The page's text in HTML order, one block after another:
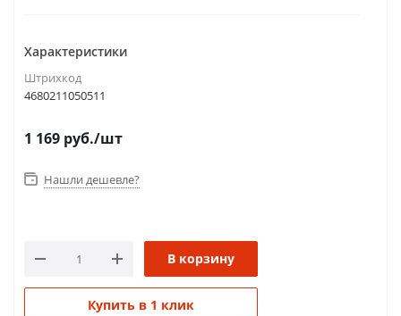
Характеристики
Штрихкод
4680211050511
1 169 руб./шт
Нашли дешевле?
В корзину
Купить в 1 клик